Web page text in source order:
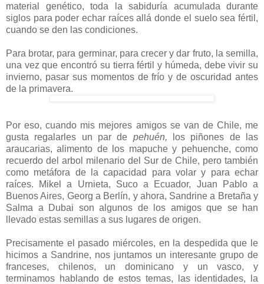
material genético, toda la sabiduría acumulada durante
siglos para poder echar raíces allá donde el suelo sea fértil,
cuando se den las condiciones.
Para brotar, para germinar, para crecer y dar fruto, la semilla,
una vez que encontró su tierra fértil y húmeda, debe vivir su
invierno, pasar sus momentos de frío y de oscuridad antes
de la primavera.
Por eso, cuando mis mejores amigos se van de Chile, me
gusta regalarles un par de pehuén,
los piñones de las
araucarias, alimento de los mapuche y pehuenche, como
recuerdo del arbol milenario del Sur de Chile, pero también
como metáfora de la capacidad para volar y para echar
raíces. Mikel a Urnieta, Suco a Ecuador, Juan Pablo a
Buenos Aires, Georg a Berlín, y ahora, Sandrine a Bretaña y
Salma a Dubai son algunos de los amigos que se han
llevado estas semillas a sus lugares de origen.
Precisamente el pasado miércoles, en la despedida que le
hicimos a Sandrine, nos juntamos un interesante grupo de
franceses, chilenos, un dominicano y un vasco, y
terminamos hablando de estos temas, las identidades, la